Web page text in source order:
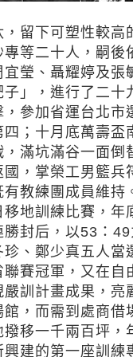
下可塑性較高
等二十人，嗣
瑩、聶耀婷及
」，進行了二
加省運台北市
；十月底萬壽
滿坑滿谷一面
，掌榮工男籃
有教練團成員
地訓練比賽，
封后，以53：
珍、鄭少真五人
賽冠軍，又在自
訓計畫成果，亮
，而需到處商借
移一千兩百坪，
建的第一座訓練